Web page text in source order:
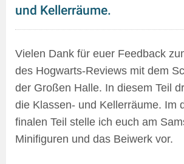
und Kellerräume.
Vielen Dank für euer Feedback
des Hogwarts-Reviews mit dem
der Großen Halle. In diesem Teil
die Klassen- und Kellerräume. Im
finalen Teil stelle ich euch am
Minifiguren und das Beiwerk vor.